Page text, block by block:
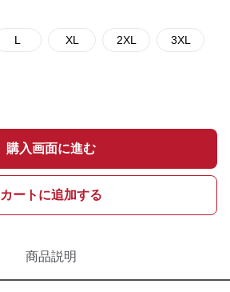
L XL 2XL 3XL
購入画面に進む
カートに追加する
商品説明